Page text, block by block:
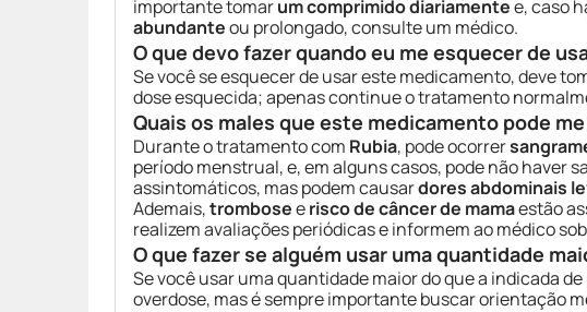
importante tomarum comprimido diariamentee, caso
abundanteou prolongado, consulte um médico.
O que devo fazer quando eu me esquecer de
Se você se esquecer de usar este medicamento, deve
dose esquecida; apenas continue o tratamento
Quais os males que este medicamento pode
Durante o tratamento com Rubia, pode ocorrer
período menstrual, e, em alguns casos, pode não haver
assintomáticos, mas podem causardores abdominais
Ademais,tromboseerisco de câncer de mamaestão
realizem avaliações periódicas e informem ao médico
O que fazer se alguém usar uma quantidade
Se você usar uma quantidade maior do que a indicada de
overdose, mas é sempre importante buscar orientação